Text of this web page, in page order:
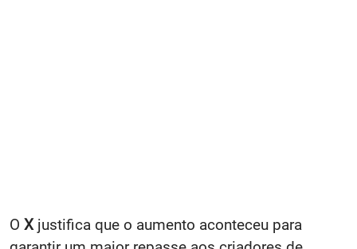
O X justifica que o aumento aconteceu para